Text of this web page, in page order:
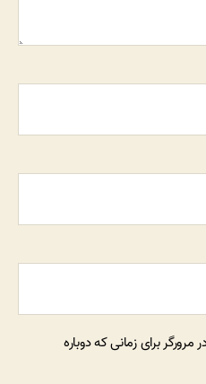
برای زمانی که دوباره